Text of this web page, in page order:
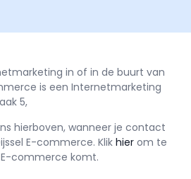
in of in de buurt van
is een Internetmarketing
5,
hierboven, wanneer je contact
E-commerce. Klik hier om te
E-commerce komt.